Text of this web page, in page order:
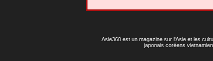
Asie360 est un magazine sur l'Asie et les
japonais coréens